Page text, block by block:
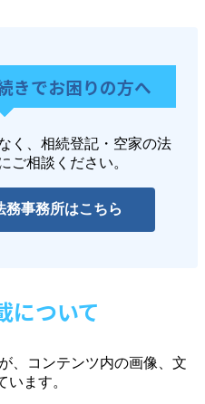
きでお困りの方へ
く、相続登記・空家の法
ご相談ください。
事務所はこちら
について
、コンテンツ内の画像、文
ます。